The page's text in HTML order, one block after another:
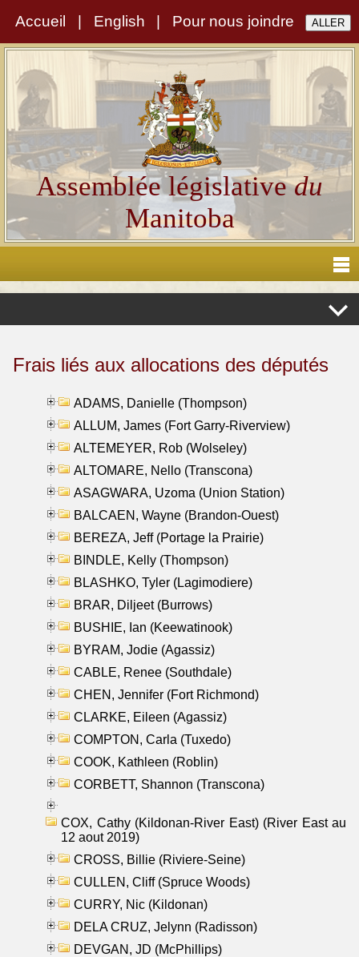
Accueil English Pour nous joindre
Assemblée législativedu
Manitoba
Frais liés aux allocations des députés
ADAMS, Danielle (Thompson)
ALLUM, James (Fort Garry-Riverview)
ALTEMEYER, Rob (Wolseley)
ALTOMARE, Nello (Transcona)
ASAGWARA, Uzoma (Union Station)
BALCAEN, Wayne (Brandon-Ouest)
BEREZA, Jeff (Portage la Prairie)
BINDLE, Kelly (Thompson)
BLASHKO, Tyler (Lagimodiere)
BRAR, Diljeet (Burrows)
BUSHIE, Ian (Keewatinook)
BYRAM, Jodie (Agassiz)
CABLE, Renee (Southdale)
CHEN, Jennifer (Fort Richmond)
CLARKE, Eileen (Agassiz)
COMPTON, Carla (Tuxedo)
COOK, Kathleen (Roblin)
CORBETT, Shannon (Transcona)
COX, Cathy (Kildonan-River East) (River East au
12 aout 2019)
CROSS, Billie (Riviere-Seine)
CULLEN, Cliff (Spruce Woods)
CURRY, Nic (Kildonan)
DELA CRUZ, Jelynn (Radisson)
DEVGAN, JD (McPhillips)